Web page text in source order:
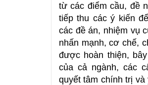
từ các điểm cầu, đề
tiếp thu các ý kiến
các đề án, nhiệm vụ
nhấn mạnh, cơ chế,
được hoàn thiện,
của cả ngành, các
quyết tâm chính trị